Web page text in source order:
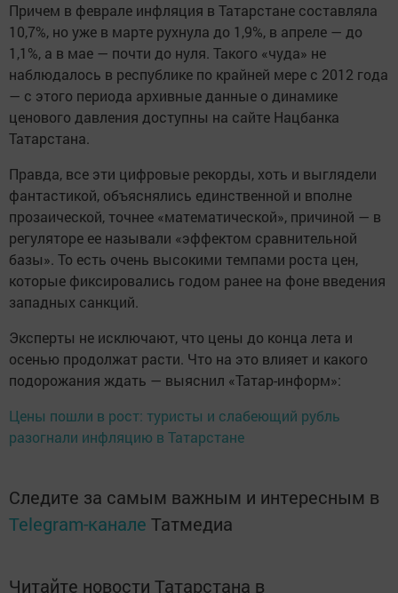
Причем в феврале инфляция в Татарстане составляла
10,7%, но уже в марте рухнула до 1,9%, в апреле — до
1,1%, а в мае — почти до нуля. Такого «чуда» не
наблюдалось в республике по крайней мере с 2012 года
— с этого периода архивные данные о динамике
ценового давления доступны на сайте Нацбанка
Татарстана.
Правда, все эти цифровые рекорды, хоть и выглядели
фантастикой, объяснялись единственной и вполне
прозаической, точнее «математической», причиной — в
регуляторе ее называли «эффектом сравнительной
базы». То есть очень высокими темпами роста цен,
которые фиксировались годом ранее на фоне введения
западных санкций.
Эксперты не исключают, что цены до конца лета и
осенью продолжат расти. Что на это влияет и какого
подорожания ждать — выяснил «Татар-информ»:
Цены пошли в рост: туристы и слабеющий рубль
разогнали инфляцию в Татарстане
Следите за самым важным и интересным в
Telegram-канале Татмедиа
Читайте новости Татарстана в